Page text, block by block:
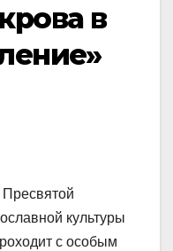
в
культуры
с особым